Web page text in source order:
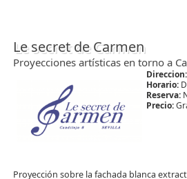
Le secret de Carmen
Proyecciones artísticas en torno a
Direccion:
Horario:
Reserva:
Precio:
Proyección sobre la fachada blanca